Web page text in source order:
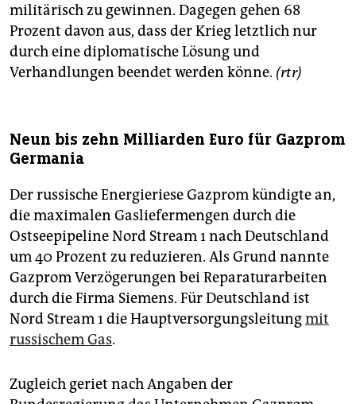
militärisch zu gewinnen. Dagegen gehen 68
Prozent davon aus, dass der Krieg letztlich nur
durch eine diplomatische Lösung und
Verhandlungen beendet werden könne. (rtr)
Neun bis zehn Milliarden Euro für Gazprom
Germania
Der russische Energieriese Gazprom kündigte an,
die maximalen Gasliefermengen durch die
Ostseepipeline Nord Stream 1 nach Deutschland
um 40 Prozent zu reduzieren. Als Grund nannte
Gazprom Verzögerungen bei Reparaturarbeiten
durch die Firma Siemens. Für Deutschland ist
Nord Stream 1 die Hauptversorgungsleitungmit
russischem Gas.
Zugleich geriet nach Angaben der